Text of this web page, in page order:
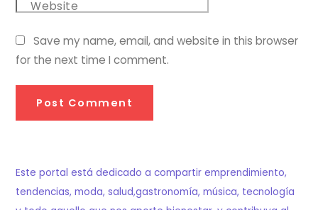
Website
Save my name, email, and website in this browser
for the next time I comment.
Este portal está dedicado a compartir emprendimiento,
tendencias, moda, salud,gastronomía, música, tecnología